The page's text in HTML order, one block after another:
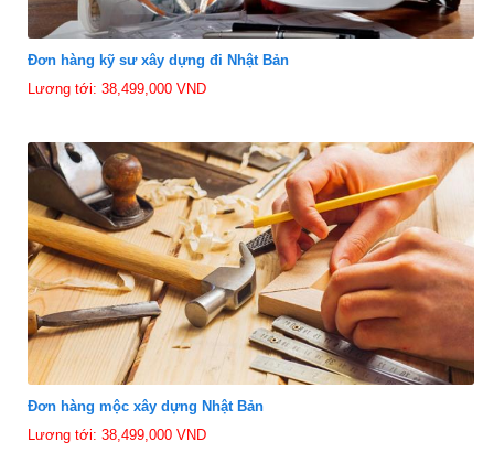
Đơn hàng kỹ sư xây dựng đi Nhật Bản
Lương tới: 38,499,000 VND
Đơn hàng mộc xây dựng Nhật Bản
Lương tới: 38,499,000 VND